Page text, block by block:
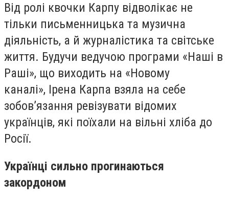
Від ролі квочки Карпу відволікає не
тільки письменницька та музична
діяльність, а й журналістика та світське
життя. Будучи ведучою програми «Наші в
Раші», що виходить на «Новому
каналі», Ірена Карпа взяла на себе
зобов’язання ревізувати відомих
українців, які поїхали на вільні хліба до
Росії.
Українці сильно прогинаються
закордоном